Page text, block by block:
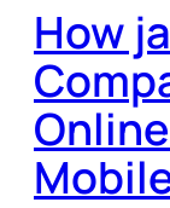
How